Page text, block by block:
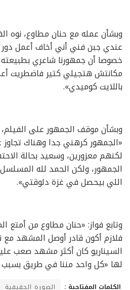
وبشأن عمله مع حنان مطاوع، نوه
عندي جبن فني أني أخاف أعمل
خصوصا أن جمهورنا شاعري
مكانتش هتجيلي كتير فاضطريت
باللايت كوميدي».
وبشأن موقف الجمهور على الفيلم،
«الجمهور كرهني جدا وهناك
لكنهم معزورين، وسعيد بحالة
الجمهور، ولكن الحمد لله
اللي بيحصل في غزة دلوقتي».
وتابع فواز: «حنان مطاوع من أمتع
فلازم أكون قادر أوصل المشهد مع
السيناريو كان أكثر مشهد صعب
لها «كل واحد مننا في طريق
الكلمات المفتاحية : الصورة الحقيقية